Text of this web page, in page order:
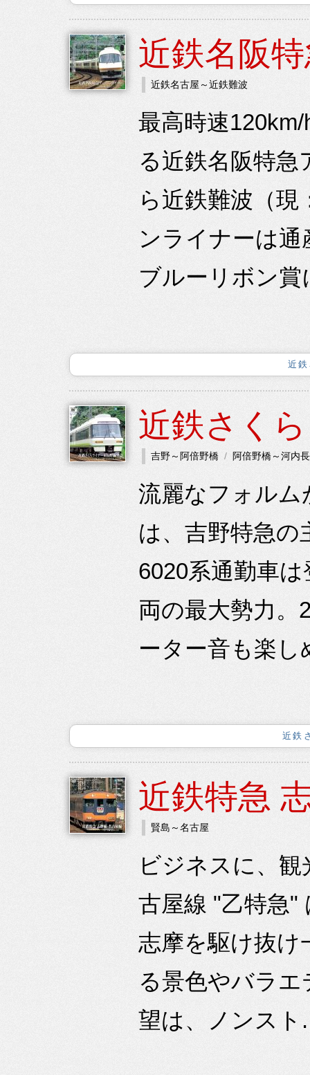
近鉄名阪
近鉄名古屋～近鉄難波
最高時速
る近鉄名阪特
ら近鉄難波（
ンライナーは
ブルーリボン
近
近鉄さく
吉野～阿倍野橋 阿倍野橋～河内
流麗なフォルム
は、吉野特急の
6020系通勤車
両の最大勢力。
ーター音も楽し
近鉄
近鉄特急
賢島～名古屋
ビジネスに、
古屋線 "乙特急"
志摩を駆け抜
る景色やバラ
望は、ノンスト